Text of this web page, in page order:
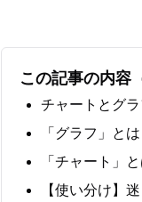
この記事の内容
チャートとグ
「グラフ」と
「チャート」
【使い分け】